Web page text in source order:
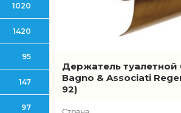
1020
1420
95
147
97
Держатель туалетной
Bagno & Associati
92)